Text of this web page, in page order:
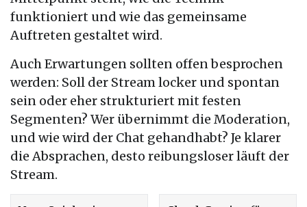
funktioniert und wie das gemeinsame
Auftreten gestaltet wird.
Auch Erwartungen sollten offen besprochen
werden: Soll der Stream locker und spontan
sein oder eher strukturiert mit festen
Segmenten? Wer übernimmt die Moderation,
und wie wird der Chat gehandhabt? Je klarer
die Absprachen, desto reibungsloser läuft der
Stream.